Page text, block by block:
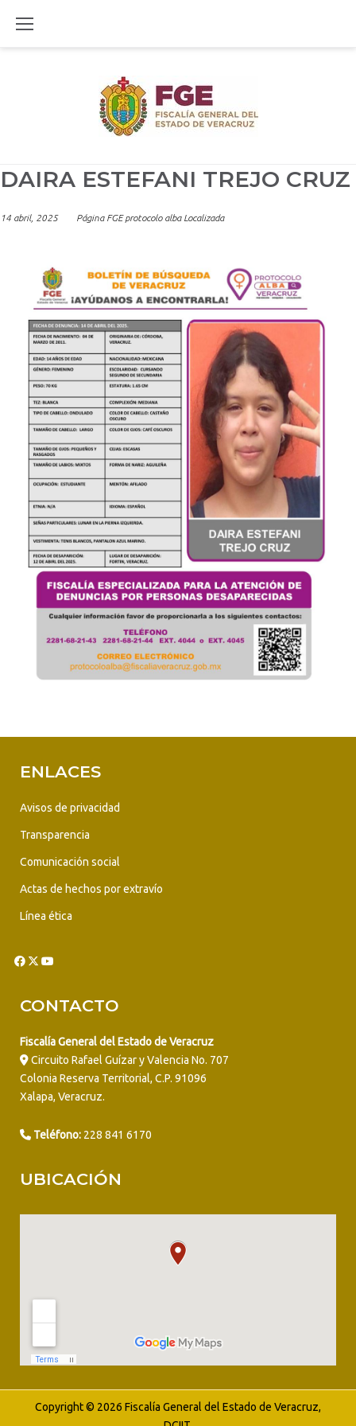
DAIRA ESTEFANI TREJO CRUZ
14 abril, 2025 Página FGE protocolo alba Localizada
ENLACES
Avisos de privacidad
Transparencia
Comunicación social
Actas de hechos por extravío
Línea ética
CONTACTO
Fiscalía General del Estado de Veracruz
Circuito Rafael Guízar y Valencia No. 707
Colonia Reserva Territorial, C.P. 91096
Xalapa, Veracruz.
Teléfono: 228 841 6170
UBICACIÓN
Copyright © 2026 Fiscalía General del Estado de Veracruz,